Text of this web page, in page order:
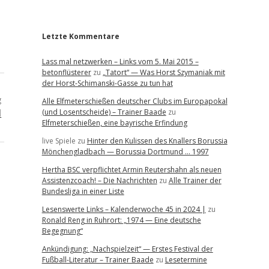
Letzte Kommentare
Lass mal netzwerken – Links vom 5. Mai 2015 –
betonflüstererzu „Tatort“ — Was Horst Szymaniak mit
der Horst-Schimanski-Gasse zu tun hat
Alle Elfmeterschießen deutscher Clubs im Europapokal
(und Losentscheide) – Trainer Baade zu
Elfmeterschießen, eine bayrische Erfindung
live Spiele zu Hinter den Kulissen des Knallers Borussia
Mönchengladbach — Borussia Dortmund … 1997
Hertha BSC verpflichtet Armin Reutershahn als neuen
Assistenzcoach! – Die Nachrichten zu Alle Trainer der
Bundesliga in einer Liste
Lesenswerte Links – Kalenderwoche 45 in 2024 | zu
Ronald Reng in Ruhrort: „1974 — Eine deutsche
Begegnung“
Ankündigung: „Nachspielzeit“ — Erstes Festival der
Fußball-Literatur – Trainer Baade zu Lesetermine